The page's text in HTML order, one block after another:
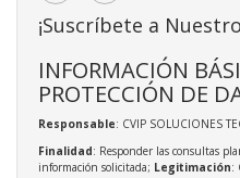
¡Suscríbete a
INFORMACIÓN
PROTECCIÓN DE
Responsable: CVIP SOLUCIONES
Finalidad: Responder las consultas
información solicitada; Legitimación: